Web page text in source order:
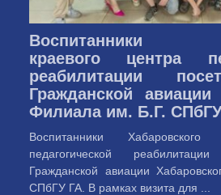
Воспитанники
краевого центра
реабилитации
Гражданской авиации
Филиала им. Б.Г.
Воспитанники
педагогической
Гражданской авиации
СПбГУ ГА. В рамках визита для ...